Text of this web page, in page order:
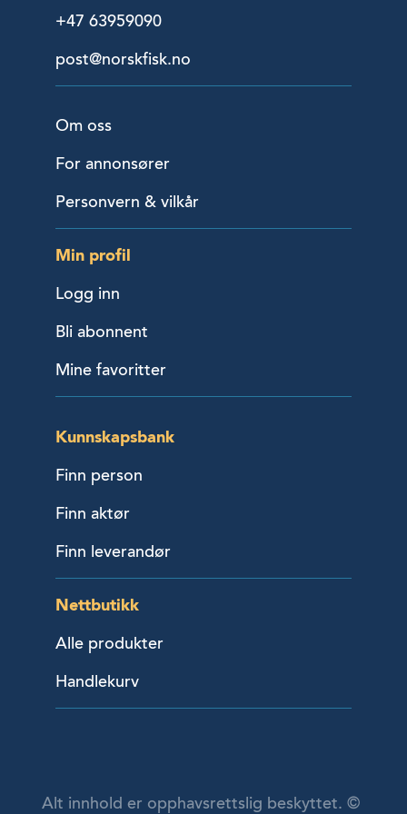
+47 63959090
post@norskfisk.no
Om oss
For annonsører
Personvern & vilkår
Min profil
Logg inn
Bli abonnent
Mine favoritter
Kunnskapsbank
Finn person
Finn aktør
Finn leverandør
Nettbutikk
Alle produkter
Handlekurv
Alt innhold er opphavsrettslig beskyttet. ©